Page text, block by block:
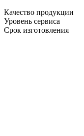
Качество продукции
Уровень сервиса
Срок изготовления